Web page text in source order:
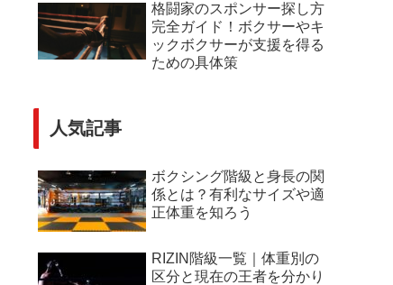
格闘家のスポンサー探し方
完全ガイド！ボクサーやキ
ックボクサーが支援を得る
ための具体策
人気記事
ボクシング階級と身長の関
係とは？有利なサイズや適
正体重を知ろう
RIZIN階級一覧｜体重別の
区分と現在の王者を分かり